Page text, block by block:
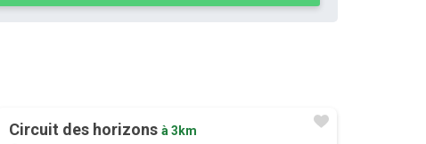
Circuit des horizons à 3km